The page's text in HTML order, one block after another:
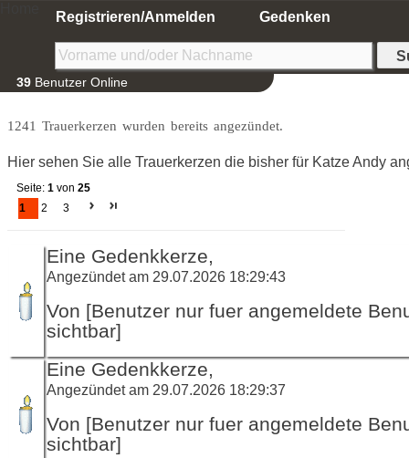
Registrieren/Anmelden Gedenken
39 Benutzer Online
1241 Trauerkerzen wurden bereits angezündet.
Hier sehen Sie alle Trauerkerzen die bisher für Katze Andy
Seite: 1 von 25
1
2 3
Eine Gedenkkerze,
Angezündet am 29.07.2026 18:29:43
Von [Benutzer nur fuer angemeldete
sichtbar]
Eine Gedenkkerze,
Angezündet am 29.07.2026 18:29:37
Von [Benutzer nur fuer angemeldete
sichtbar]